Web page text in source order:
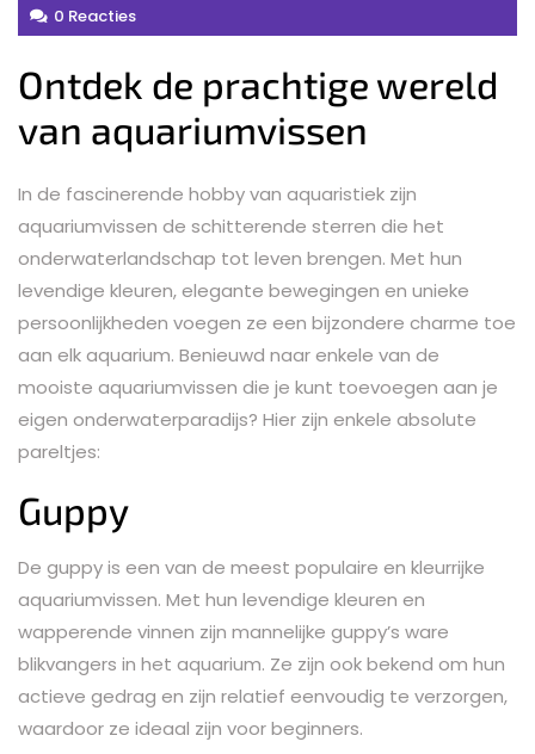
0 Reacties
Ontdek de prachtige wereld
van aquariumvissen
In de fascinerende hobby van aquaristiek zijn
aquariumvissen de schitterende sterren die het
onderwaterlandschap tot leven brengen. Met hun
levendige kleuren, elegante bewegingen en unieke
persoonlijkheden voegen ze een bijzondere charme toe
aan elk aquarium. Benieuwd naar enkele van de
mooiste aquariumvissen die je kunt toevoegen aan je
eigen onderwaterparadijs? Hier zijn enkele absolute
pareltjes:
Guppy
De guppy is een van de meest populaire en kleurrijke
aquariumvissen. Met hun levendige kleuren en
wapperende vinnen zijn mannelijke guppy’s ware
blikvangers in het aquarium. Ze zijn ook bekend om hun
actieve gedrag en zijn relatief eenvoudig te verzorgen,
waardoor ze ideaal zijn voor beginners.